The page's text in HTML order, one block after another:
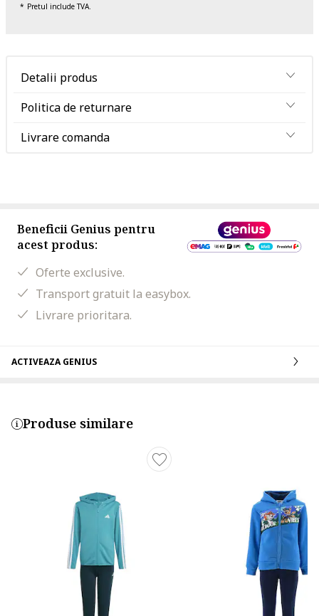
Pretul include TVA.
Detalii produs
Politica de returnare
Livrare comanda
Beneficii Genius pentru
acest produs:
Oferte exclusive.
Transport gratuit la easybox.
Livrare prioritara.
ACTIVEAZA GENIUS
Produse similare